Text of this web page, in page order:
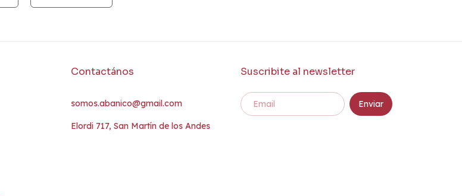
Contactános
somos.abanico@gmail.com
Elordi 717, San Martín de los Andes
Suscribite al newsletter